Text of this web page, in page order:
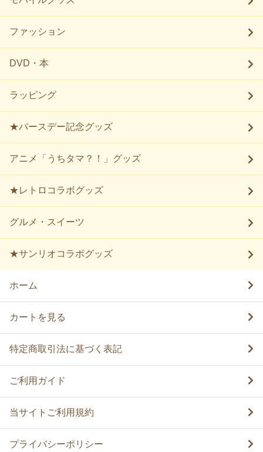
ファッション
DVD・本
ラッピング
★バースデー記念グッズ
アニメ「うちタマ？！」グッズ
★レトロコラボグッズ
グルメ・スイーツ
★サンリオコラボグッズ
ホーム
カートを見る
特定商取引法に基づく表記
ご利用ガイド
当サイトご利用規約
プライバシーポリシー